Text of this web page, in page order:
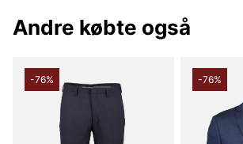
Andre købte også
-76% -76%